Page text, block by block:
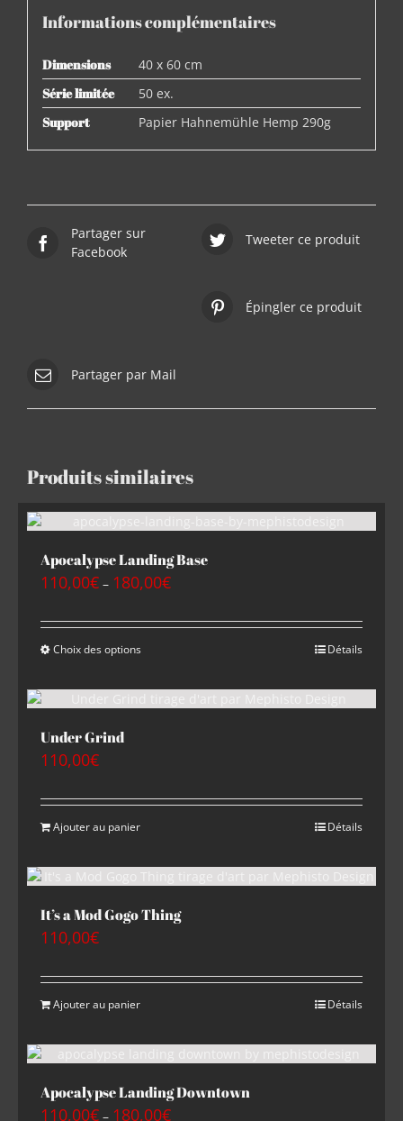
Informations complémentaires
Dimensions
40 x 60 cm
Série limitée
50 ex.
Support
Papier Hahnemühle Hemp 290g
Partager sur
Facebook
Tweeter ce produit
Épingler ce produit
Partager par Mail
Produits similaires
Apocalypse Landing Base
110,00€ – 180,00€
Choix des options Détails
Under Grind
110,00€
Ajouter au panier Détails
It’s a Mod Gogo Thing
110,00€
Ajouter au panier Détails
Apocalypse Landing Downtown
110,00€ – 180,00€